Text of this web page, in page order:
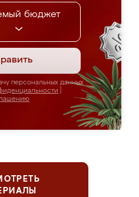
бюджет
персональных данных